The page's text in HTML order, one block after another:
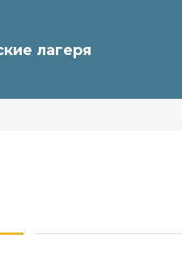
лагеря